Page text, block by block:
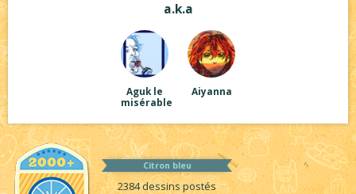
a.k.a
Aguk le
misérable
Aiyanna
Citron bleu
2384 dessins postés